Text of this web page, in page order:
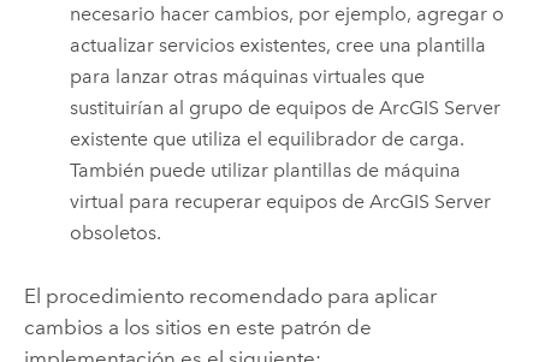
necesario hacer cambios, por ejemplo, agregar o
actualizar servicios existentes, cree una plantilla
para lanzar otras máquinas virtuales que
sustituirían al grupo de equipos deArcGIS Server
existente que utiliza el equilibrador de carga.
También puede utilizar plantillas de máquina
virtual para recuperar equipos deArcGIS Server
obsoletos.
El procedimiento recomendado para aplicar
cambios a los sitios en este patrón de